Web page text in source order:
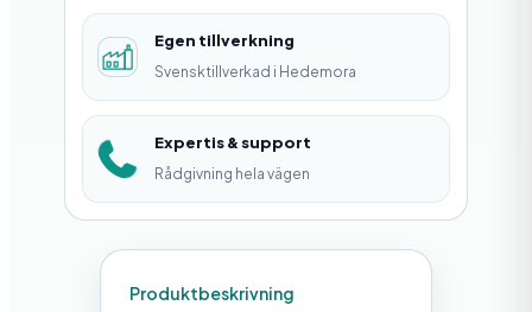
g
d
Egen tillverkning
Svensktillverkad i Hedemora
Expertis & support
Rådgivning hela vägen
Produktbeskrivning